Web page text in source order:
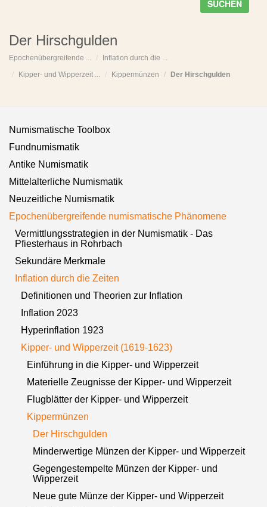
SUCHEN
Der Hirschgulden
Epochenübergreifende ...
Inflation durch die ...
Kipper- und Wipperzeit ...
Kippermünzen Der Hirschgulden
Numismatische Toolbox
Fundnumismatik
Antike Numismatik
Mittelalterliche Numismatik
Neuzeitliche Numismatik
Epochenübergreifende numismatische Phänomene
Vermittlungsstrategien in der Numismatik - Das
Pfiesterhaus in Rohrbach
Sekundäre Merkmale
Inflation durch die Zeiten
Definitionen und Theorien zur Inflation
Inflation 2023
Hyperinflation 1923
Kipper- und Wipperzeit (1619-1623)
Einführung in die Kipper- und Wipperzeit
Materielle Zeugnisse der Kipper- und Wipperzeit
Flugblätter der Kipper- und Wipperzeit
Kippermünzen
Der Hirschgulden
Minderwertige Münzen der Kipper- und Wipperzeit
Gegengestempelte Münzen der Kipper- und
Wipperzeit
Neue gute Münze der Kipper- und Wipperzeit